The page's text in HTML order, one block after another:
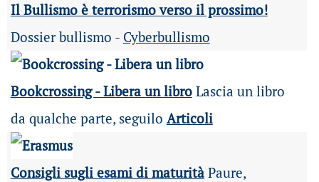
Il Bullismo è terrorismo verso il prossimo!
Dossier bullismo - Cyberbullismo
Bookcrossing - Libera un libroLascia un libro
da qualche parte, seguilo Articoli
Consigli sugli esami di maturità Paure,